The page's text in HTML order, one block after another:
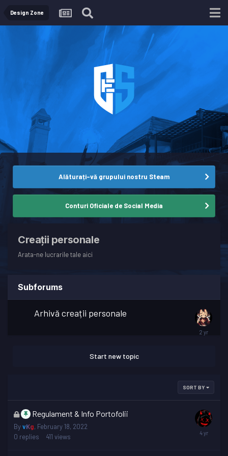
Design Zone
Alăturați-vă grupului nostru Steam
Conturi Oficiale de Social Media
Creaţii personale
Arata-ne lucrarile tale aici
Subforums
Arhivă creații personale
Start new topic
SORT BY
This
topic
is
locked
Regulament & Info Portofolii
ByvKg, February 18, 2022
0 replies 411 views